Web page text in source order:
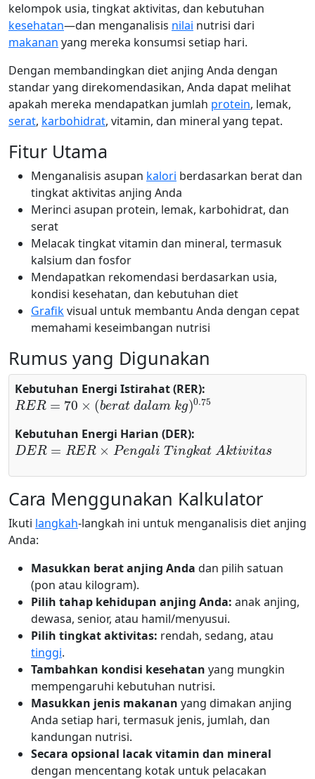
kelompok usia, tingkat aktivitas, dan kebutuhan
kesehatan—dan menganalisis nilai nutrisi dari
makanan yang mereka konsumsi setiap hari.
Dengan membandingkan diet anjing Anda dengan
standar yang direkomendasikan, Anda dapat melihat
apakah mereka mendapatkan jumlah protein, lemak,
serat, karbohidrat, vitamin, dan mineral yang tepat.
Fitur Utama
Menganalisis asupan kalori berdasarkan berat dan
tingkat aktivitas anjing Anda
Merinci asupan protein, lemak, karbohidrat, dan
serat
Melacak tingkat vitamin dan mineral, termasuk
kalsium dan fosfor
Mendapatkan rekomendasi berdasarkan usia,
kondisi kesehatan, dan kebutuhan diet
Grafikvisual untuk membantu Anda dengan cepat
memahami keseimbangan nutrisi
Rumus yang Digunakan
Kebutuhan Energi Istirahat (RER):
RER=70×(beratdalamkg)0.75
Kebutuhan Energi Harian (DER):
DER=RER×Pengali Tingkat Ak ta
Cara Menggunakan Kalkulator
Ikuti langkah-langkah ini untuk menganalisis diet anjing
Anda:
Masukkan berat anjing Anda dan pilih satuan
(pon atau kilogram).
Pilih tahap kehidupan anjing Anda: anak anjing,
dewasa, senior, atau hamil/menyusui.
Pilih tingkat aktivitas: rendah, sedang, atau
tinggi.
Tambahkan kondisi kesehatan yang mungkin
mempengaruhi kebutuhan nutrisi.
Masukkan jenis makanan yang dimakan anjing
Anda setiap hari, termasuk jenis, jumlah, dan
kandungan nutrisi.
Secara opsional lacak vitamin dan mineral
dengan mencentang kotak untuk pelacakan